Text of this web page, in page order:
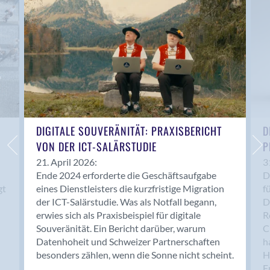
Anwil
Appenzell
Au SG
Baar
Baden
Balsthal
Balzers
Basel
Bassersdorf
Belp
Bendern
Benken (SG)
Bergdietikon
Berlin
Bern
Bern - Liebefeld
DIGITALE SOUVERÄNITÄT: PRAXISBERICHT
VON DER ICT-SALÄRSTUDIE
21. April 2026:
Ende 2024 erforderte die Geschäftsaufgabe
eines Dienstleisters die kurzfristige Migration
der ICT-Salärstudie. Was als Notfall begann,
erwies sich als Praxisbeispiel für digitale
Souveränität. Ein Bericht darüber, warum
Datenhoheit und Schweizer Partnerschaften
besonders zählen, wenn die Sonne nicht scheint.